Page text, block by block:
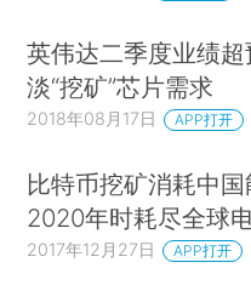
英伟达二季度业绩
淡“挖矿”芯片需求
2018年08月17日 APP打开
比特币挖矿消耗中国
2020年时耗尽全球
2017年12月27日 APP打开